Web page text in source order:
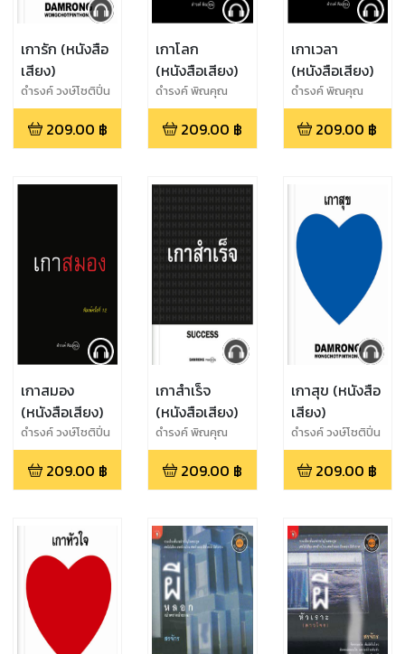
เการัก (หนังสือ
เสียง)
ดำรงค์ วงษ์โชติปิ่น
ทอง
209.00 ฿
เกาโลก
(หนังสือเสียง)
ดำรงค์ พิณคุณ
209.00 ฿
เกาเวลา
(หนังสือเสียง)
ดำรงค์ พิณคุณ
209.00 ฿
เกาสมอง
(หนังสือเสียง)
ดำรงค์ วงษ์โชติปิ่น
ทอง
209.00 ฿
เกาสำเร็จ
(หนังสือเสียง)
ดำรงค์ พิณคุณ
209.00 ฿
เกาสุข (หนังสือ
เสียง)
ดำรงค์ วงษ์โชติปิ่น
ทอง
209.00 ฿